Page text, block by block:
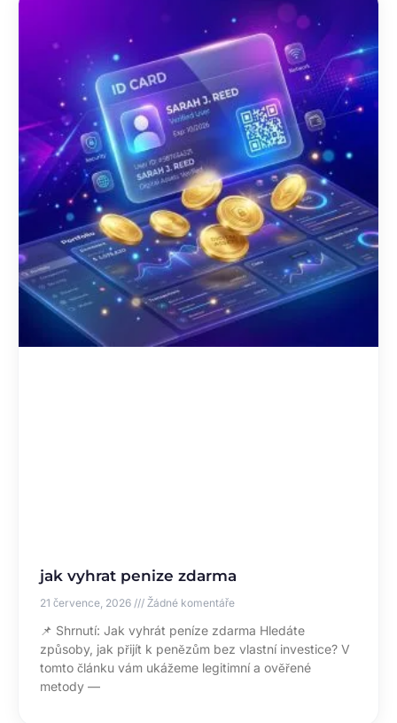
jak vyhrat penize zdarma
21 července, 2026 Žádné komentáře
📌 Shrnutí: Jak vyhrát peníze zdarma Hledáte
způsoby, jak přijít k penězům bez vlastní investice? V
tomto článku vám ukážeme legitimní a ověřené
metody —